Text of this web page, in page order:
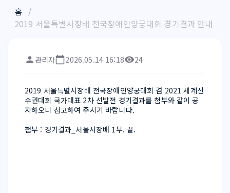
홈 /
2019 서울특별시장배 전국장애인양궁대회 경기결과 안내
관리자 2026.05.14 16:18 24
2019 서울특별시장배 전국장애인양궁대회 겸 2021 세계선
수권대회 국가대표 2차 선발전 경기결과를 첨부와 같이 공
지하오니 참고하여 주시기 바랍니다.
첨부 : 경기결과_서울시장배 1부. 끝.